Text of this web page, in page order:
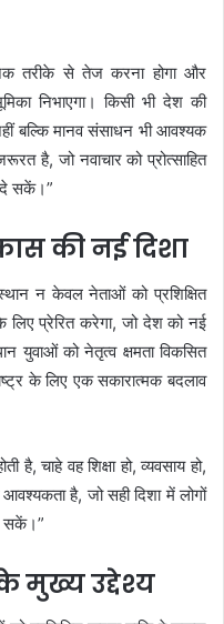
तरीके से तेज करना होगा और
निभाएगा। किसी भी देश की
बल्कि मानव संसाधन भी आवश्यक
है, जो नवाचार को प्रोत्साहित
सकें।”
की नई दिशा
न केवल नेताओं को प्रशिक्षित
लिए प्रेरित करेगा, जो देश को नई
युवाओं को नेतृत्व क्षमता विकसित
के लिए एक सकारात्मक बदलाव
है, चाहे वह शिक्षा हो, व्यवसाय हो,
है, जो सही दिशा में लोगों
सकें।”
उद्देश्य